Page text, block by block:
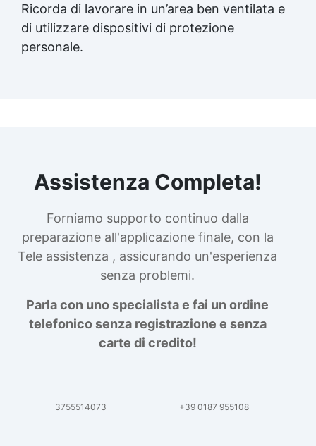
Ricorda di lavorare in un’area ben ventilata e
di utilizzare dispositivi di protezione
personale.
Assistenza Completa!
Forniamo supporto continuo dalla
preparazione all'applicazione finale, con la
Tele assistenza , assicurando un'esperienza
senza problemi.
Parla con uno specialista e fai un ordine
telefonico senza registrazione e senza
carte di credito!
3755514073 +39 0187 955108